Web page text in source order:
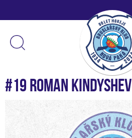
#19 Roman Kindyshev